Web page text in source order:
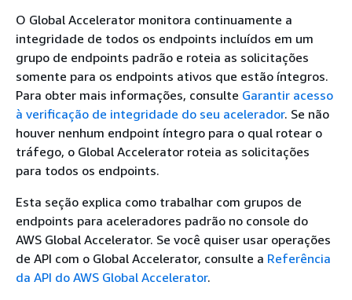
O Global Accelerator monitora continuamente a
integridade de todos os endpoints incluídos em um
grupo de endpoints padrão e roteia as solicitações
somente para os endpoints ativos que estão íntegros.
Para obter mais informações, consulte Garantir acesso
à verificação de integridade do seu acelerador. Se não
houver nenhum endpoint íntegro para o qual rotear o
tráfego, o Global Accelerator roteia as solicitações
para todos os endpoints.
Esta seção explica como trabalhar com grupos de
endpoints para aceleradores padrão no console do
AWS Global Accelerator. Se você quiser usar operações
de API com o Global Accelerator, consulte a Referência
da API do AWS Global Accelerator.